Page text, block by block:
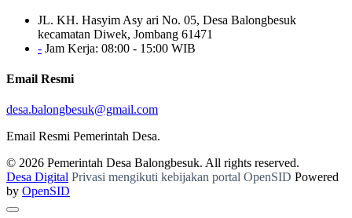
JL. KH. Hasyim Asy ari No. 05, Desa Balongbesuk
kecamatan Diwek, Jombang 61471
- Jam Kerja: 08:00 - 15:00 WIB
Email Resmi
desa.balongbesuk@gmail.com
Email Resmi Pemerintah Desa.
© 2026 Pemerintah Desa Balongbesuk. All rights reserved.
Desa Digital Privasi mengikuti kebijakan portal OpenSID Powered
by OpenSID